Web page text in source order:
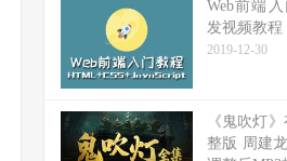
Web前端
发视频教程
2019-12-30
《鬼吹灯
整版 周建